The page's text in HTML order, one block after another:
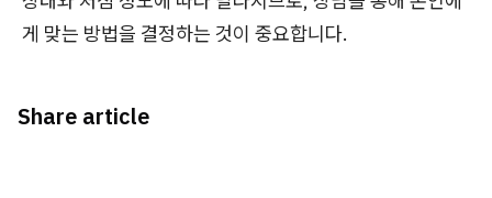
게 맞는 방법을 결정하는 것이 중요합니다.
Share article